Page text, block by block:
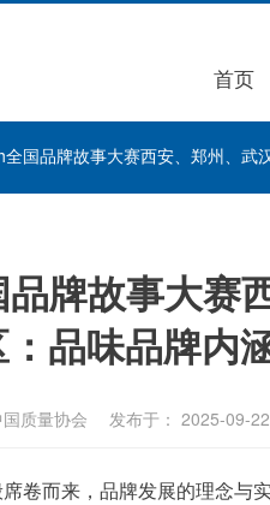
首页
国品牌故事大赛西安、郑州、武
牌故事大赛
：品味品牌内
质量协会 发布于： 2025-09-
卷而来，品牌发展的理念与